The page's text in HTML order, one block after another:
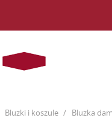
Bluzki i koszule / Bluzka